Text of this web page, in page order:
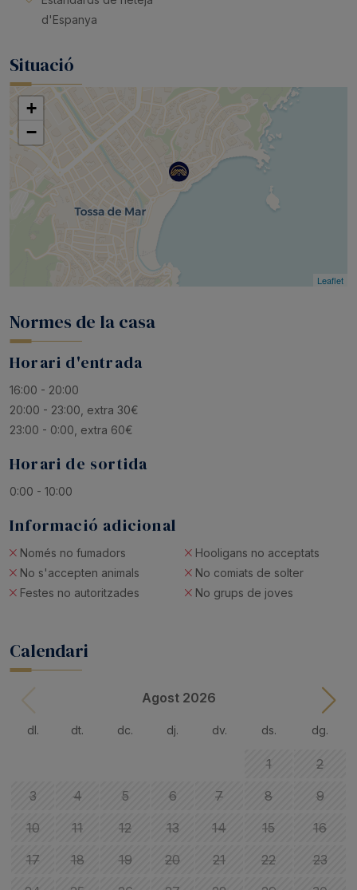
d'Espanya
Situació
+
−
Leaflet
Normes de la casa
Horari d'entrada
16:00 - 20:00
20:00 - 23:00, extra 30€
23:00 - 0:00, extra 60€
Horari de sortida
0:00 - 10:00
Informació adicional
Només no fumadors
No s'accepten animals
Festes no autoritzades
Hooligans no acceptats
No comiats de solter
No grups de joves
Calendari
Agost 2026
dl. dt. dc. dj. dv. ds. dg.
1
2
3
4 5 6 7 8
9
10
11 12 13 14 15
16
17
18 19 20 21 22
23